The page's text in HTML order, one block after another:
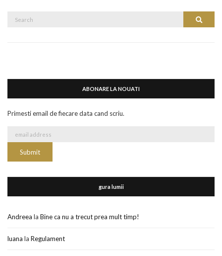
Search
ABONARE LA NOUATI
Primesti email de fiecare data cand scriu.
gura lumii
Andreea la Bine ca nu a trecut prea mult timp!
luana la Regulament